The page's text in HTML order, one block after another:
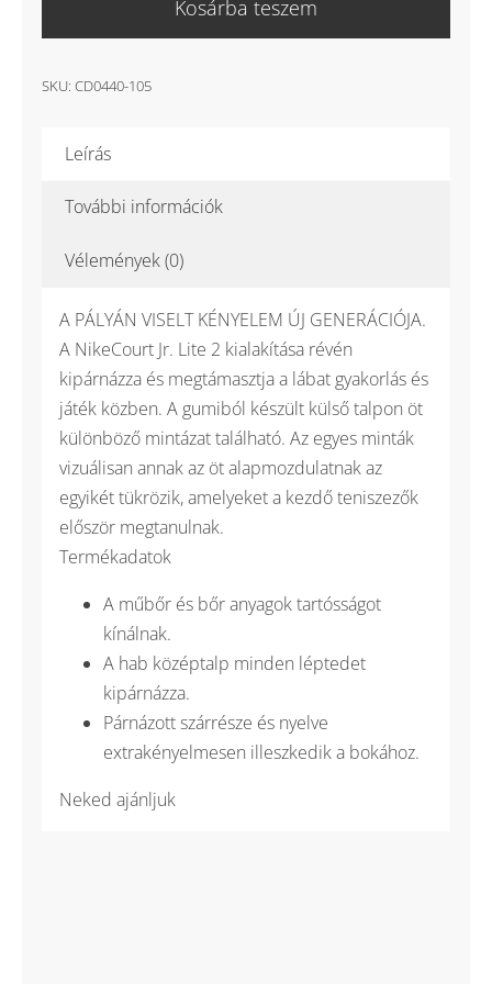
Kosárba teszem
SKU: CD0440-105
Leírás
További információk
Vélemények (0)
A PÁLYÁN VISELT KÉNYELEM ÚJ GENERÁCIÓJA.
A NikeCourt Jr. Lite 2 kialakítása révén
kipárnázza és megtámasztja a lábat gyakorlás és
játék közben. A gumiból készült külső talpon öt
különböző mintázat található. Az egyes minták
vizuálisan annak az öt alapmozdulatnak az
egyikét tükrözik, amelyeket a kezdő teniszezők
először megtanulnak.
Termékadatok
A műbőr és bőr anyagok tartósságot
kínálnak.
A hab középtalp minden léptedet
kipárnázza.
Párnázott szárrésze és nyelve
extrakényelmesen illeszkedik a bokához.
Neked ajánljuk